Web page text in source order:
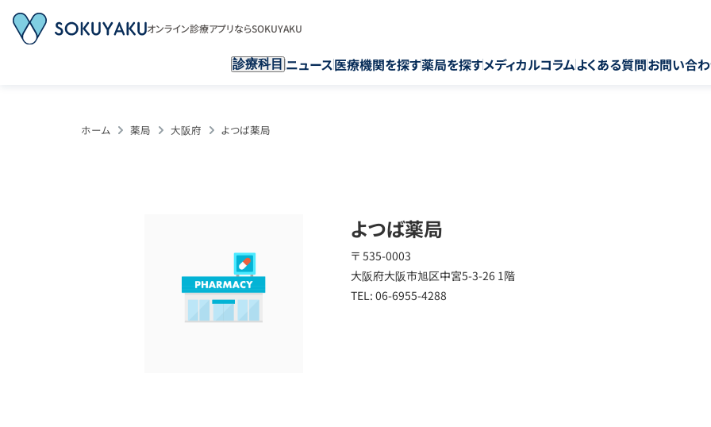
オンライン診療アプリならSOKUYAKU
診療科目 ニュース医療機関を探す薬局を探すメディカルコラムよくある質問お問い合
ホーム 薬局 大阪府 よつば薬局
よつば薬局
〒 535-0003
大阪府大阪市旭区中宮5-3-26 1階
TEL: 06-6955-4288